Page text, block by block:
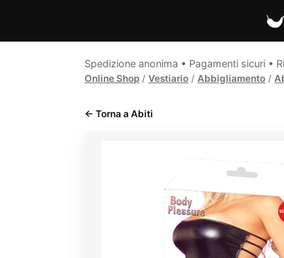
Spedizione anonima • Pagamenti sicuri •
Online Shop / Vestiario / Abbigliamento /
← Torna a Abiti